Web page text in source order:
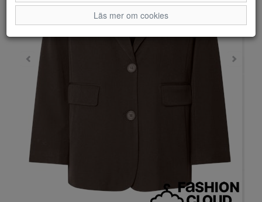
Läs mer om cookies